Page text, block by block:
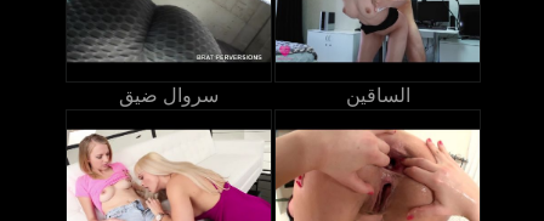
سروال ضيق الساقين